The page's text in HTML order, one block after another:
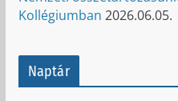
Kollégiumban 2026.06.05.
Naptár